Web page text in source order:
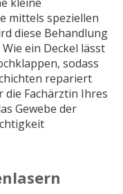
mittels speziellen
diese Behandlung
ein Deckel lässt
sodass
repariert
die Fachärztin Ihres
Gewebe der